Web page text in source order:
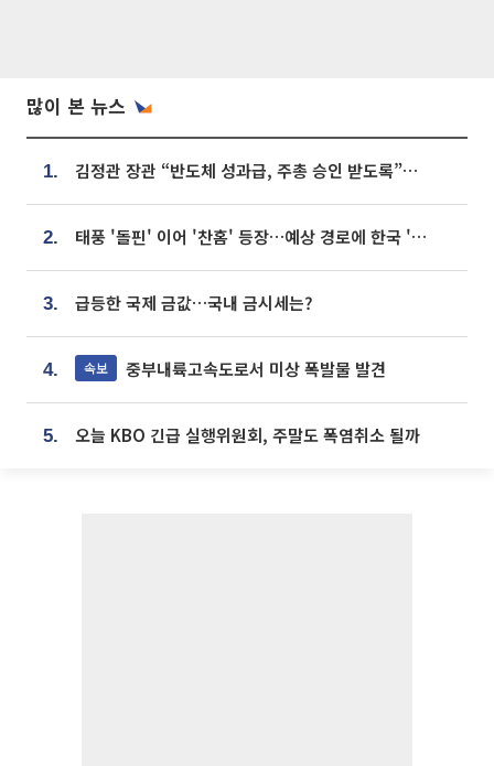
많이 본 뉴스
1. 김정관 장관 “반도체 성과급, 주총 승인 받도록”…상법·자본시장법 개정 시사
2. 태풍 '돌핀' 이어 '찬홈' 등장…예상 경로에 한국 '한숨'
3. 급등한 국제 금값…국내 금시세는?
4. 속보 중부내륙고속도로서 미상 폭발물 발견
5. 오늘 KBO 긴급 실행위원회, 주말도 폭염취소 될까